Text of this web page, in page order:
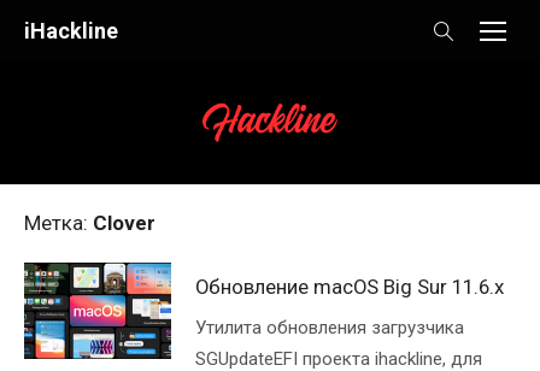
iHackline
Метка: Clover
Обновление macOS Big Sur 11.6.x
Утилита обновления загрузчика
SGUpdateEFI проекта ihackline, для